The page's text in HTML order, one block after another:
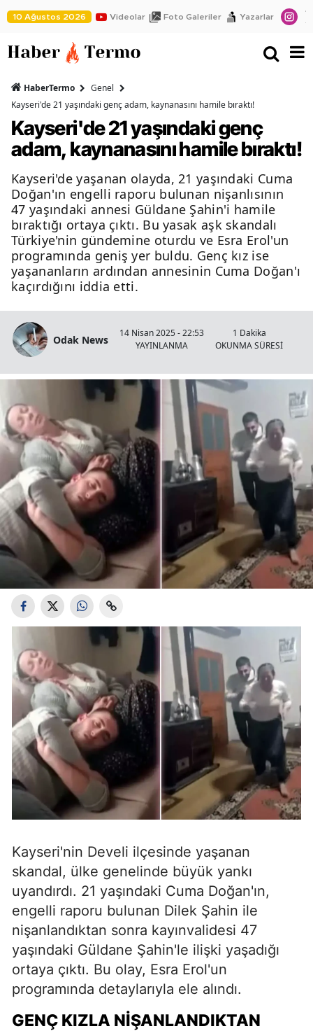
10 Ağustos 2026 Videolar Foto Galeriler Yazarlar
HaberTermo
Genel
Kayseri'de 21 yaşındaki genç adam, kaynanasını hamile bıraktı!
Kayseri'de 21 yaşındaki genç
adam, kaynanasını hamile bıraktı!
Kayseri'de yaşanan olayda, 21 yaşındaki Cuma
Doğan'ın engelli raporu bulunan nişanlısının
47 yaşındaki annesi Güldane Şahin'i hamile
bıraktığı ortaya çıktı. Bu yasak aşk skandalı
Türkiye'nin gündemine oturdu ve Esra Erol'un
programında geniş yer buldu. Genç kız ise
yaşananların ardından annesinin Cuma Doğan'ı
kaçırdığını iddia etti.
Odak News
14 Nisan 2025 - 22:53
YAYINLANMA
1 Dakika
OKUNMA SÜRESİ
Kayseri'nin Develi ilçesinde yaşanan
skandal, ülke genelinde büyük yankı
uyandırdı. 21 yaşındaki Cuma Doğan'ın,
engelli raporu bulunan Dilek Şahin ile
nişanlandıktan sonra kayınvalidesi 47
yaşındaki Güldane Şahin'le ilişki yaşadığı
ortaya çıktı. Bu olay, Esra Erol'un
programında detaylarıyla ele alındı.
GENÇ KIZLA NIŞANLANDIKTAN